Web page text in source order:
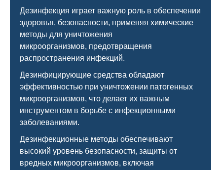
Дезинфекция играет важную роль в обеспечении
здоровья, безопасности, применяя химические
методы для уничтожения
микроорганизмов, предотвращения
распространения инфекций.
Дезинфицирующие средства обладают
эффективностью при уничтожении патогенных
микроорганизмов, что делает их важным
инструментом в борьбе с инфекционными
заболеваниями.
Дезинфекционные методы обеспечивают
высокий уровень безопасности, защиты от
вредных микроорганизмов, включая